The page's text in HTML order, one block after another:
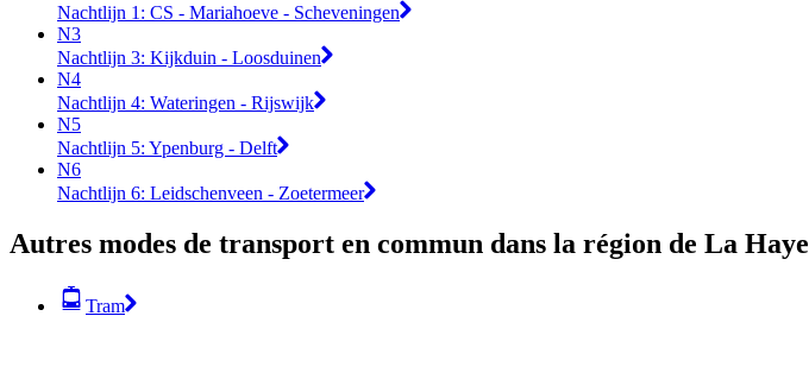
Nachtlijn 1: CS - Mariahoeve - Scheveningen
N3
Nachtlijn 3: Kijkduin - Loosduinen
N4
Nachtlijn 4: Wateringen - Rijswijk
N5
Nachtlijn 5: Ypenburg - Delft
N6
Nachtlijn 6: Leidschenveen - Zoetermeer
Autres modes de transport en commun dans la région de La Haye
Tram